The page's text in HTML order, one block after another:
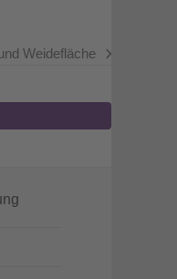
Weidefläche